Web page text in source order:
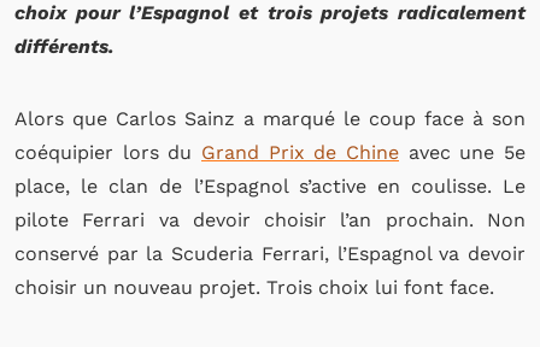
choix pour l’Espagnol et trois projets radicalement
différents.
Alors que Carlos Sainz a marqué le coup face à son
coéquipier lors du Grand Prix de Chine avec une 5e
place, le clan de l’Espagnol s’active en coulisse. Le
pilote Ferrari va devoir choisir l’an prochain. Non
conservé par la Scuderia Ferrari, l’Espagnol va devoir
choisir un nouveau projet. Trois choix lui font face.